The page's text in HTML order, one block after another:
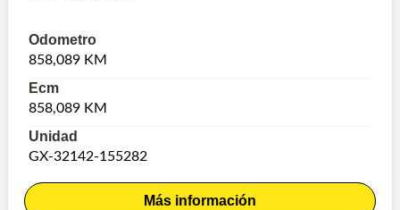
Odometro
858,089 KM
Ecm
858,089 KM
Unidad
GX-32142-155282
Más información